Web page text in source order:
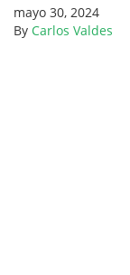
mayo 30, 2024
By Carlos Valdes